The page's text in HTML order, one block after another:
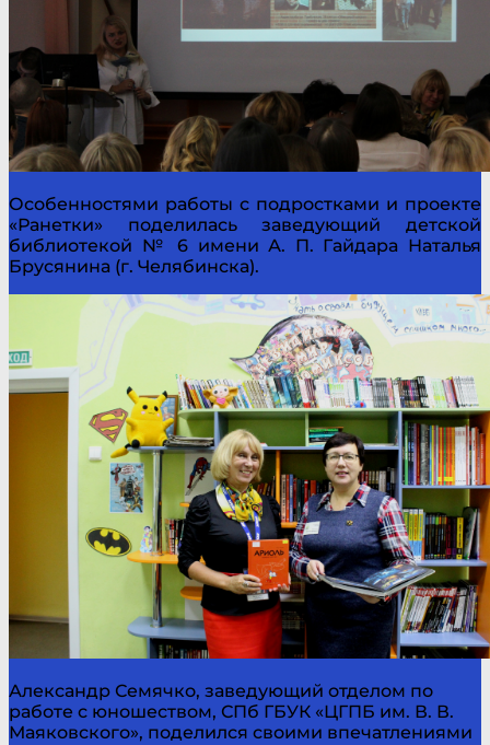
Особенностями работы с подростками и проекте
«Ранетки» поделилась заведующий детской
библиотекой № 6 имени А. П. Гайдара Наталья
Брусянина (г. Челябинска).
Александр Семячко, заведующий отделом по
работе с юношеством, СПб ГБУК «ЦГПБ им. В. В.
Маяковского», поделился своими впечатлениями